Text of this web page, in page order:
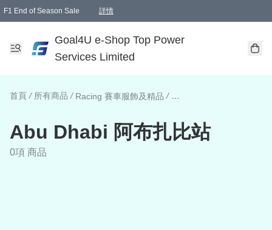
F1 End of Season Sale 詳情
Goal4U e-Shop Top Power
Services Limited
首頁 / 所有商品 / Racing 賽車服飾及精品 /
Abu Dhabi 阿布扎比站
0項 商品